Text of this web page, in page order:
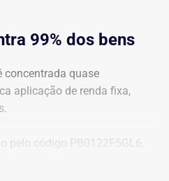
99% dos bens
concentrada quase
aplicação de renda fixa,
pelo código PB0122F5GL6,
todo o patrimônio